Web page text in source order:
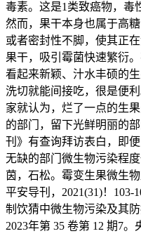
毒素。这是1类致癌物，毒
然而，果干本身也属于高
或者密封性不脚，使其正
果干，吸引霉菌快速繁衍
看起来新颖、汁水丰硕的
洗切就能间接吃，很是便
家就认为，烂了一点的生
的部门，留下光鲜明丽的
刊》有查询拜访表白，即
无缺的部门微生物污染程
茵，石松。霉变生果微生
平安导刊，2021(31)！
制饮猜中微生物污染及其
2023年第 35 卷第 12 期7